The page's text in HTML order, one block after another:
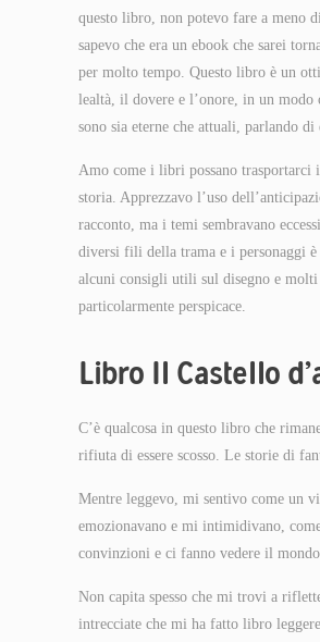
questo libro, non potevo fare a meno
sapevo che era un ebook che sarei
per molto tempo. Questo libro è un
lealtà, il dovere e l’onore, in un modo
sono sia eterne che attuali, parlando
Amo come i libri possano trasportarci
storia. Apprezzavo l’uso
racconto, ma i temi sembravano
diversi fili della trama e i personaggi è
alcuni consigli utili sul disegno e molti
particolarmente perspicace.
Libro Il Castello
C’è qualcosa in questo libro che
rifiuta di essere scosso. Le storie di
Mentre leggevo, mi sentivo come un
emozionavano e mi intimidivano,
convinzioni e ci fanno vedere il
Non capita spesso che mi trovi a
intrecciate che mi ha fatto libro